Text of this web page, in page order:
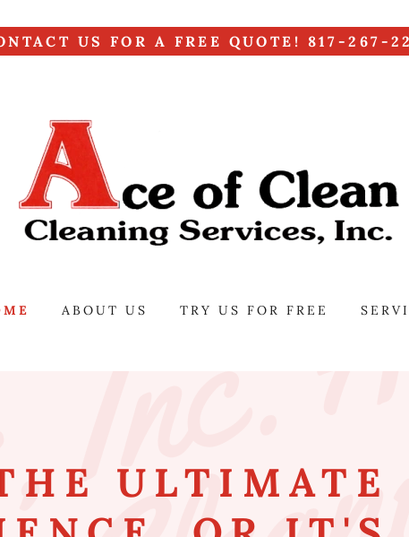
US FOR A FREE QUOTE! 817-267-
ABOUT US TRY US FOR FREE
ULTIMATE